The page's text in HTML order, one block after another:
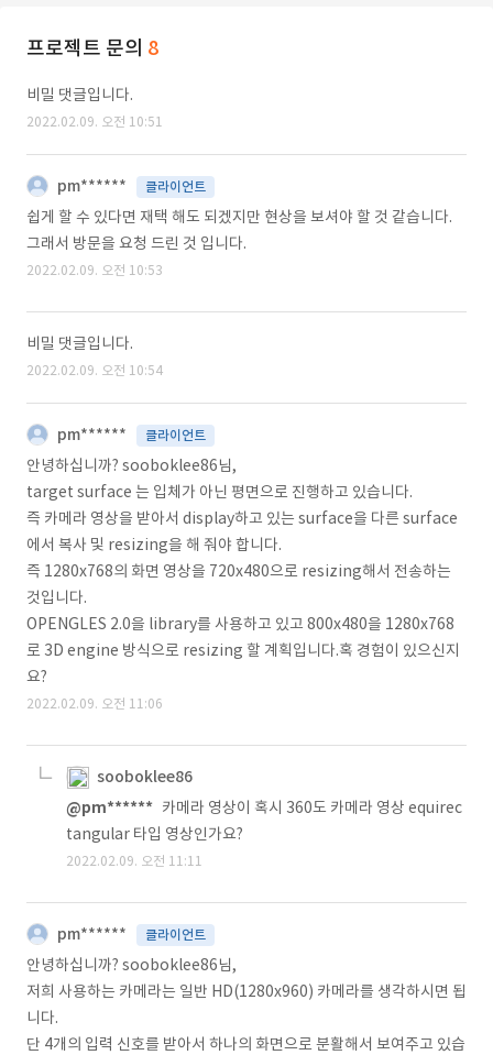
프로젝트 문의 8
비밀 댓글입니다.
2022.02.09. 오전 10:51
pm****** 클라이언트
쉽게 할 수 있다면 재택 해도 되겠지만 현상을 보셔야 할 것 같습니다.
그래서 방문을 요청 드린 것 입니다.
2022.02.09. 오전 10:53
비밀 댓글입니다.
2022.02.09. 오전 10:54
pm****** 클라이언트
안녕하십니까? sooboklee86님,
target surface 는 입체가 아닌 평면으로 진행하고 있습니다.
즉 카메라 영상을 받아서 display하고 있는 surface을 다른 surface
에서 복사 및 resizing을 해 줘야 합니다.
즉 1280x768의 화면 영상을 720x480으로 resizing해서 전송하는
것입니다.
OPENGLES 2.0을 library를 사용하고 있고 800x480을 1280x768
로 3D engine 방식으로 resizing 할 계획입니다.혹 경험이 있으신지
요?
2022.02.09. 오전 11:06
sooboklee86
@pm****** 카메라 영상이 혹시 360도 카메라 영상 equirec
tangular 타입 영상인가요?
2022.02.09. 오전 11:11
pm****** 클라이언트
안녕하십니까? sooboklee86님,
저희 사용하는 카메라는 일반 HD(1280x960) 카메라를 생각하시면 됩
니다.
단 4개의 입력 신호를 받아서 하나의 화면으로 분활해서 보여주고 있습